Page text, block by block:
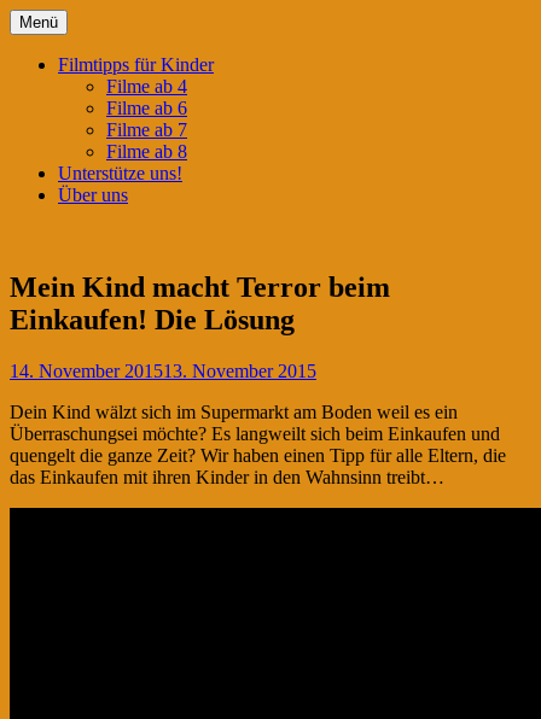
Springe
zum
InhaltKinderwahnsinn
Menü
Filmtipps für Kinder
Filme ab 4
Filme ab 6
Filme ab 7
Filme ab 8
Unterstütze uns!
Über uns
Mein Kind macht Terror beim
Einkaufen! Die Lösung
14. November 201513. November 2015
Dein Kind wälzt sich im Supermarkt am Boden weil es ein
Überraschungsei möchte? Es langweilt sich beim Einkaufen und
quengelt die ganze Zeit? Wir haben einen Tipp für alle Eltern, die
das Einkaufen mit ihren Kinder in den Wahnsinn treibt…